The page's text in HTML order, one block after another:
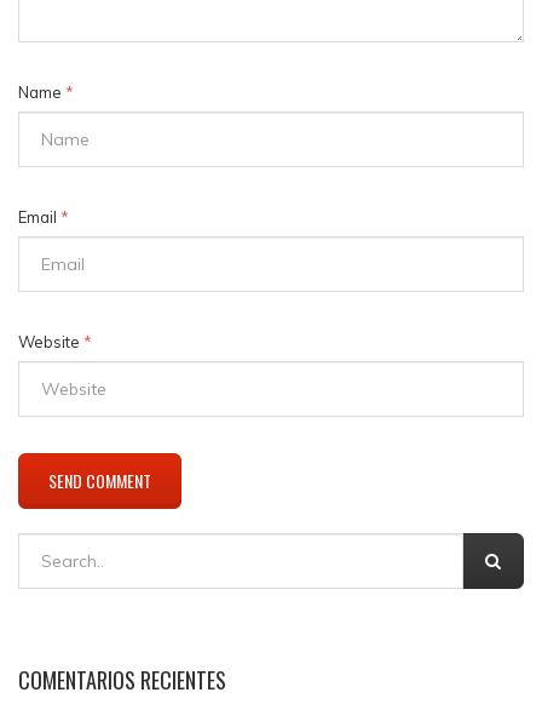
Name *
Email *
Website *
COMENTARIOS RECIENTES